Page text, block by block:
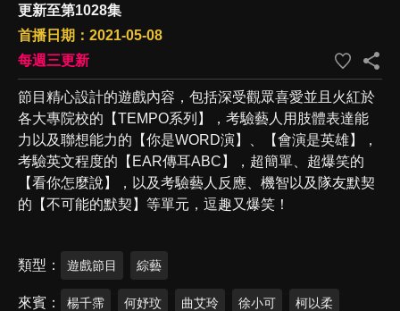
更新至第1028集
首播日期：2021-05-08
每週三更新
節目精心設計的遊戲內容，包括深受觀眾喜愛並且火紅於
各大專院校的【TEMPO系列】，考驗藝人用肢體表達能
力以及聯想能力的【你是WORD演】、【會演是英雄】，
考驗英文程度的【EAR傳耳ABC】，超簡單、超爆笑的
【看你怎麼說】，以及考驗藝人反應、機智以及隊友默契
的【不可能的默契】等單元，逗趣又爆笑！
類型 遊戲節目 綜藝
來賓 楊千霈 何妤玟 曲艾玲 徐小可 柯以柔